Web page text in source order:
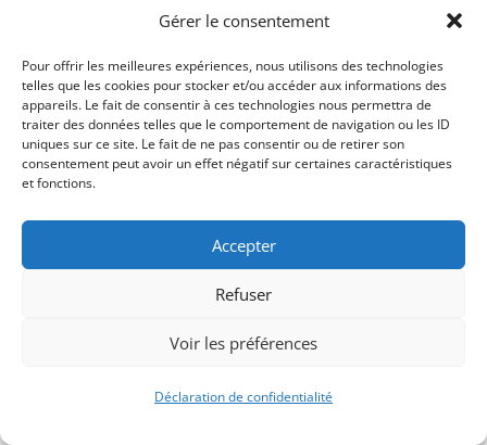
Gérer le consentement
Pour offrir les meilleures expériences, nous utilisons des technologies
telles que les cookies pour stocker et/ou accéder aux informations des
appareils. Le fait de consentir à ces technologies nous permettra de
traiter des données telles que le comportement de navigation ou les ID
uniques sur ce site. Le fait de ne pas consentir ou de retirer son
consentement peut avoir un effet négatif sur certaines caractéristiques
et fonctions.
Accepter
Refuser
Voir les préférences
Déclaration de confidentialité
Signify-Child ByClub Photo IUT Vannes @2025